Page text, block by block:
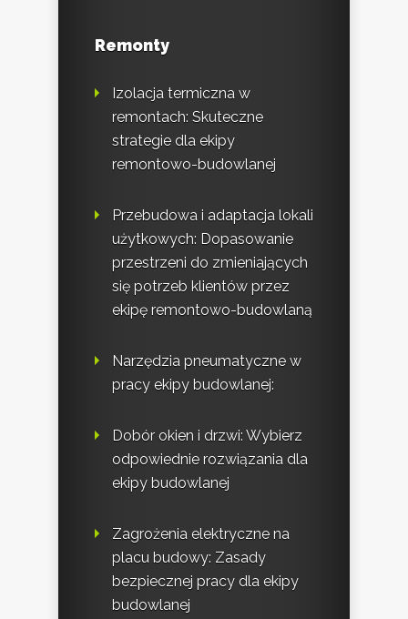
Remonty
Izolacja termiczna w
remontach: Skuteczne
strategie dla ekipy
remontowo-budowlanej
Przebudowa i adaptacja lokali
użytkowych: Dopasowanie
przestrzeni do zmieniających
się potrzeb klientów przez
ekipę remontowo-budowlaną
Narzędzia pneumatyczne w
pracy ekipy budowlanej:
Dobór okien i drzwi: Wybierz
odpowiednie rozwiązania dla
ekipy budowlanej
Zagrożenia elektryczne na
placu budowy: Zasady
bezpiecznej pracy dla ekipy
budowlanej